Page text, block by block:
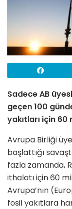
Sadece AB
geçen 100
yakıtları için
Avrupa Birliği
başlattığı
fazla zamanda,
ithalatı için 60
Avrupa’nın
fosil yakıtlara